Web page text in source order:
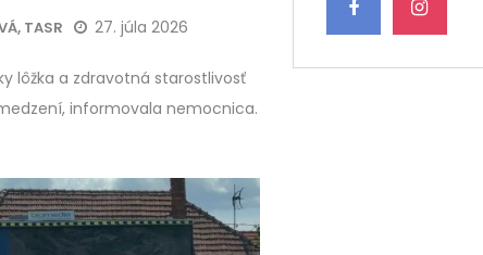
TASR 27. júla 2026
lôžka a zdravotná starostlivosť
informovala nemocnica.